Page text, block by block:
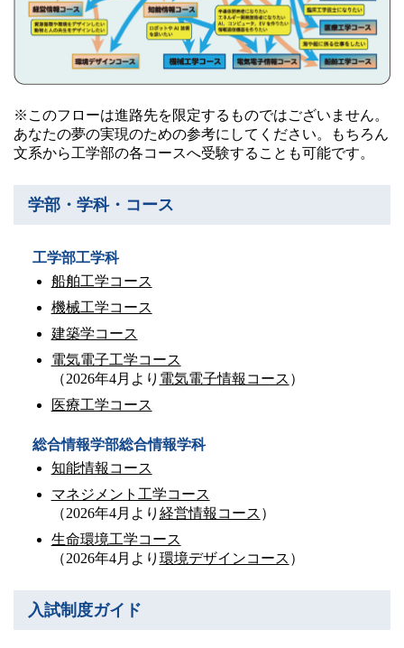
緊急時のお知らせ
このサイトについて
プライバシーポリシー
お問い合わせフォーム
閉じる
※このフローは進路先を限定するものではございません。
あなたの夢の実現のための参考にしてください。もちろん
文系から工学部の各コースへ受験することも可能です。
学部・学科・コース
工学部工学科
船舶工学コース
機械工学コース
建築学コース
電気電子工学コース
（2026年4月より 電気電子情報コース ）
医療工学コース
総合情報学部総合情報学科
知能情報コース
マネジメント工学コース
（2026年4月より 経営情報コース ）
生命環境工学コース
（2026年4月より 環境デザインコース ）
入試制度ガイド